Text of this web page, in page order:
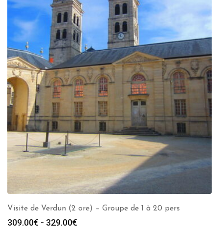
Visite de Verdun (2 ore) – Groupe de 1 à 20 pers
309.00€ - 329.00€